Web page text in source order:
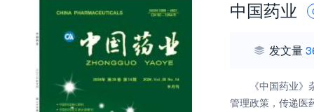
中国药业
发文量
《中国药业
管理政策，传递医